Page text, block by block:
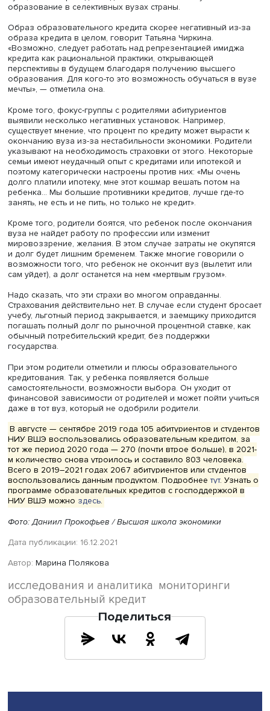
«Несмотря на разные цели и условия получения в
потребительского и образовательного кредита,
представления родителей о последнем имеют
характер. Репутация институтов, выдающих кредиты, и в
отрицательное отношение к долговым обязательствам
готовы использовать данный инструмент поддержки», —
резюмируют авторы исследования.
По их мнению, следует добавить к образовательным
такие меры поддержки талантливых студентов, как
повышенная стипендия, достаточная для покрытия
во время обучения, и увеличение количества
мест. Стипендия будет способствовать социальной
мобильности детей из малообеспеченных семей, а
бюджетные места повысят доступность высшего
образования. Это позволит семьям, не готовым брать
образовательный кредит, обеспечить своим детям
вузе, а некоторым детям даст возможность получить
образование в селективных вузах страны.
образа кредита в целом, говорит Татьяна Чиркина.
«Возможно, следует работать над репрезентацией
кредита как рациональной практики, открывающей
перспективы в будущем благодаря получению
образования. Для кого-то это возможность обучаться
Кроме того, фокус-группы с родителями абитуриентов
выявили несколько негативных установок. Например,
существует мнение, что процент по кредиту может
окончанию вуза из-за нестабильности экономики.
указывают на необходимость страховки от этого.
семьи имеют неудачный опыт с кредитами или
поэтому категорически настроены против них: «Мы
долго платили ипотеку, мне этот кошмар вешать потом
ребенка… Мы большие противники кредитов, лучше
занять, не есть и не пить, но только не кредит».
вуза не найдет работу по профессии или изменит
мировоззрение, желания. В этом случае затраты не
и долг будет лишним бременем. Также многие
возможности того, что ребенок не окончит вуз
Надо сказать, что эти страхи во многом оправданны.
Страхования действительно нет. В случае если студент
учебу, льготный период закрывается, и заемщику
погашать полный долг по рыночной процентной
обычный потребительский кредит, без поддержки
государства.
кредитования. Так, у ребенка появляется больше